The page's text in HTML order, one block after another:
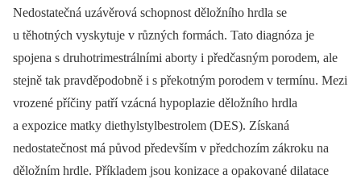
Nedostatečná uzávěrová schopnost děložního hrdla se
u těhotných vyskytuje v různých formách. Tato diagnóza je
spojena s druhotrimestrálními aborty i předčasným porodem, ale
stejně tak pravděpodobně i s překotným porodem v termínu. Mezi
vrozené příčiny patří vzácná hypoplazie děložního hrdla
a expozice matky diethylstylbestrolem (DES). Získaná
nedostatečnost má původ především v předchozím zákroku na
děložním hrdle. Příkladem jsou konizace a opakované dilatace